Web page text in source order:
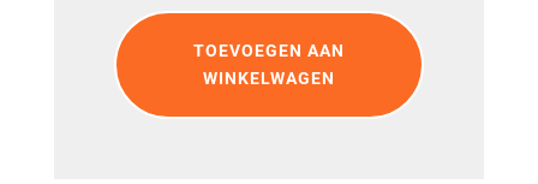
Rosekleurige
armband
met
pijl
aantal
TOEVOEGEN AAN
WINKELWAGEN